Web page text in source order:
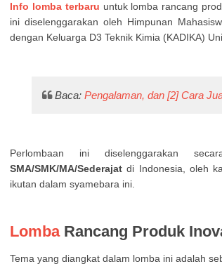
Info lomba terbaru untuk lomba rancang
ini diselenggarakan oleh Himpunan
dengan Keluarga D3 Teknik Kimia (KADIKA)
Baca:Pengalaman, dan [2] Cara
Perlombaan ini diselenggarakan
SMA/SMK/MA/Sederajat di Indonesia, oleh
ikutan dalam syamebara ini.
LombaRancang Produk
Tema yang diangkat dalam lomba ini adalah